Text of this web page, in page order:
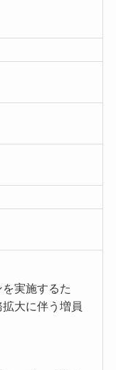
実施するた
大に伴う増員